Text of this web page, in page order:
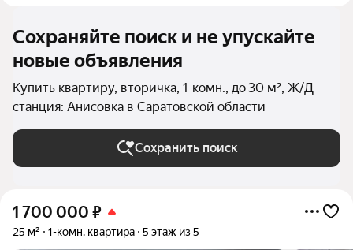
Сохраняйте поиск и не упускайте
новые объявления
Купить квартиру, вторичка, 1-комн., до 30 м², Ж/Д
станция: Анисовка в Саратовской области
Сохранить поиск
1 700 000 ₽
25 м² 1-комн. квартира 5 этаж из 5